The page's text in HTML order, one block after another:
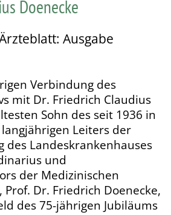
Doenecke
Ausgabe
Verbindung des
mit Dr. Friedrich Claudius
Sohn des seit 1936 in
Leiters der
des Landeskrankenhauses
und
der Medizinischen
Dr. Friedrich Doenecke,
des 75-jährigen Jubiläums